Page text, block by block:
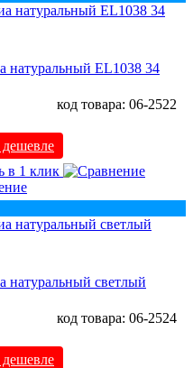
натуральный EL1038 34
код товара: 06-2522
в 1 клик
натуральный светлый
код товара: 06-2524